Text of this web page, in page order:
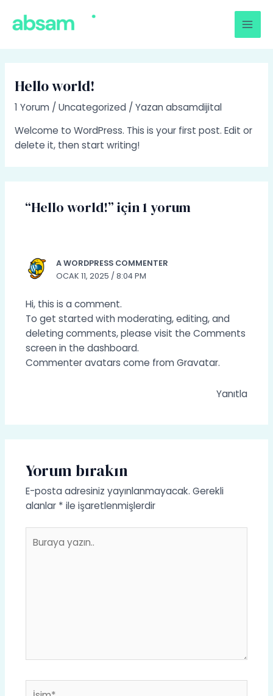
atla
Hello world!
1 Yorum / Uncategorized/ Yazanabsamdijital
Welcome to WordPress. This is your first post. Edit or
delete it, then start writing!
“Hello world!” için 1 yorum
A WORDPRESS COMMENTER
OCAK 11, 2025 / 8:04 PM
Hi, this is a comment.
To get started with moderating, editing, and
deleting comments, please visit the Comments
screen in the dashboard.
Commenter avatars come fromGravatar.
Yanıtla
Yorum bırakın
E-posta adresiniz yayınlanmayacak. Gerekli
alanlar * ile işaretlenmişlerdir
yazın..
İsim*